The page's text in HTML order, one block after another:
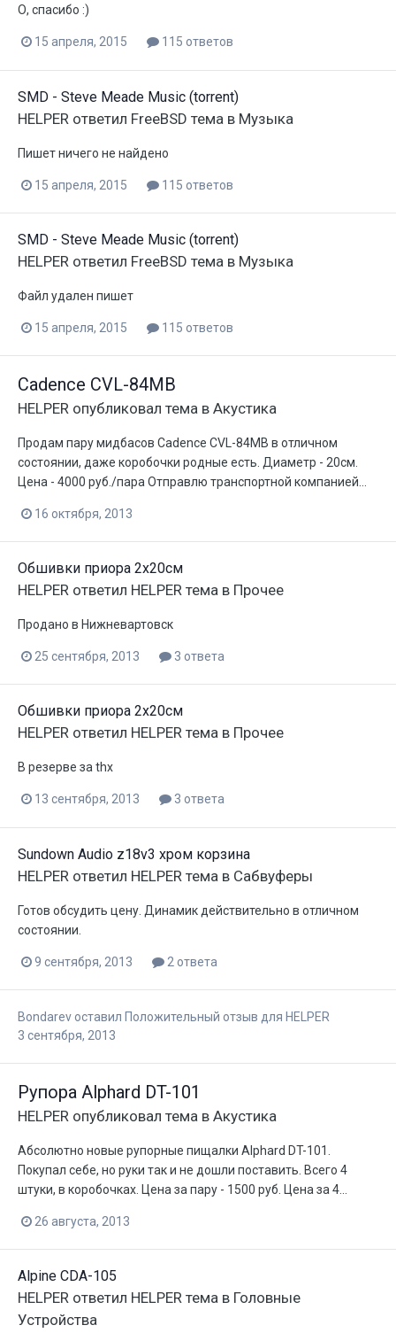
О, спасибо :)
15 апреля, 2015 115 ответов
SMD - Steve Meade Music (torrent)
HELPER ответил FreeBSD тема в Музыка
Пишет ничего не найдено
15 апреля, 2015 115 ответов
SMD - Steve Meade Music (torrent)
HELPER ответил FreeBSD тема в Музыка
Файл удален пишет
15 апреля, 2015 115 ответов
Cadence CVL-84MB
HELPER опубликовал тема в Акустика
Продам пару мидбасов Cadence CVL-84MB в отличном
состоянии, даже коробочки родные есть. Диаметр - 20см.
Цена - 4000 руб./пара Отправлю транспортной компанией...
16 октября, 2013
Обшивки приора 2х20см
HELPER ответил HELPER тема в Прочее
Продано в Нижневартовск
25 сентября, 2013 3 ответа
Обшивки приора 2х20см
HELPER ответил HELPER тема в Прочее
В резерве за thx
13 сентября, 2013 3 ответа
Sundown Audio z18v3 хром корзина
HELPER ответил HELPER тема в Сабвуферы
Готов обсудить цену. Динамик действительно в отличном
состоянии.
9 сентября, 2013 2 ответа
Bondarev оставил Положительный отзыв для HELPER
3 сентября, 2013
Рупора Alphard DT-101
HELPER опубликовал тема в Акустика
Абсолютно новые рупорные пищалки Alphard DT-101.
Покупал себе, но руки так и не дошли поставить. Всего 4
штуки, в коробочках. Цена за пару - 1500 руб. Цена за 4...
26 августа, 2013
Alpine CDA-105
HELPER ответил HELPER тема в Головные
Устройства